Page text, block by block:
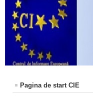
Pagina de start CIE